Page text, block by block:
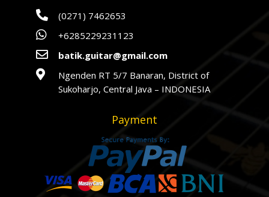
 (0271) 7462653
 +6285229231123
 batik.guitar@gmail.com

Ngenden RT 5/7 Banaran, District of
Sukoharjo, Central Java – INDONESIA
Payment